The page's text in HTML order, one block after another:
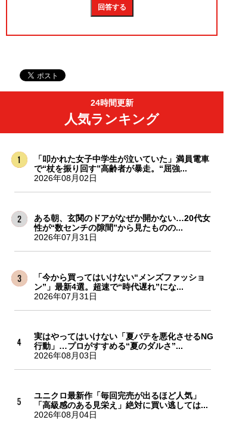
24時間更新
人気ランキング
「叩かれた女子中学生が泣いていた」満員電車
で“杖を振り回す”高齢者が暴走。“屈強...
2026年08月02日
ある朝、玄関のドアがなぜか開かない…20代女
性が“数センチの隙間”から見たものの...
2026年07月31日
「今から買ってはいけない“メンズファッショ
ン”」最新4選。超速で“時代遅れ”にな...
2026年07月31日
実はやってはいけない「夏バテを悪化させるNG
行動」…プロがすすめる“夏のダルさ”...
2026年08月03日
ユニクロ最新作「毎回完売が出るほど人気」
「高級感のある見栄え」絶対に買い逃しては...
2026年08月04日